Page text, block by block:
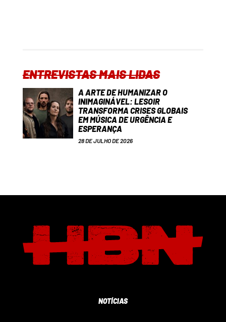
ENTREVISTAS MAIS LIDAS
A ARTE DE HUMANIZAR O
INIMAGINÁVEL: LESOIR
TRANSFORMA CRISES GLOBAIS
EM MÚSICA DE URGÊNCIA E
ESPERANÇA
28 DE JULHO DE 2026
NOTÍCIAS